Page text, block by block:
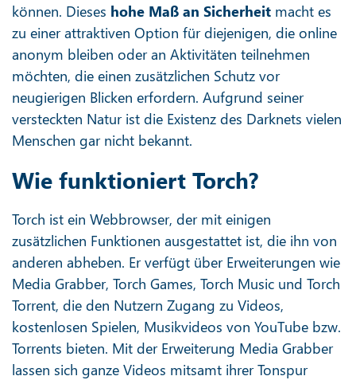
können. Dieses hohe Maß an Sicherheit macht es
zu einer attraktiven Option für diejenigen, die online
anonym bleiben oder an Aktivitäten teilnehmen
möchten, die einen zusätzlichen Schutz vor
neugierigen Blicken erfordern. Aufgrund seiner
versteckten Natur ist die Existenz des Darknets vielen
Menschen gar nicht bekannt.
Wie funktioniert Torch?
Torch ist ein Webbrowser, der mit einigen
zusätzlichen Funktionen ausgestattet ist, die ihn von
anderen abheben. Er verfügt über Erweiterungen wie
Media Grabber, Torch Games, Torch Music und Torch
Torrent, die den Nutzern Zugang zu Videos,
kostenlosen Spielen, Musikvideos von YouTube bzw.
Torrents bieten. Mit der Erweiterung Media Grabber
lassen sich ganze Videos mitsamt ihrer Tonspur